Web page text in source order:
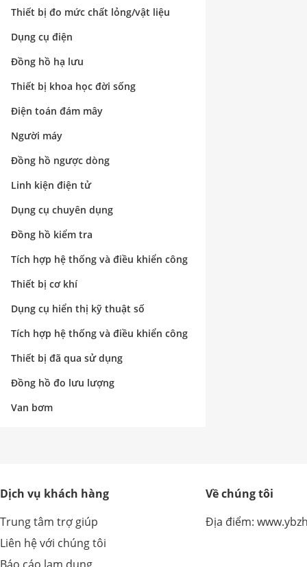
Thiết bị đo mức chất lỏng/vật liệu
Dụng cụ điện
Đồng hồ hạ lưu
Thiết bị khoa học đời sống
Điện toán đám mây
Người máy
Đồng hồ ngược dòng
Linh kiện điện tử
Dụng cụ chuyên dụng
Đồng hồ kiểm tra
Tích hợp hệ thống và điều khiển công
nghiệp
Thiết bị cơ khí
Dụng cụ hiển thị kỹ thuật số
Tích hợp hệ thống và điều khiển công
nghiệp
Thiết bị đã qua sử dụng
Đồng hồ đo lưu lượng
Van bơm
Dịch vụ khách hàng
Trung tâm trợ giúp
Liên hệ với chúng tôi
Về chúng tôi
Địa điểm: